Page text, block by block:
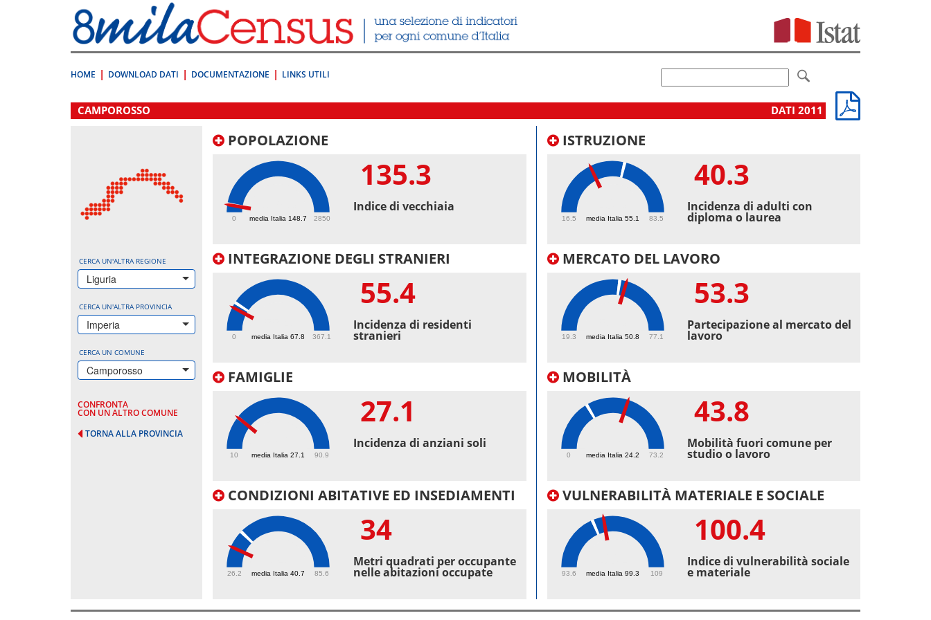
direttamente
a:
Contenuto
HOME DOWNLOAD DATI DOCUMENTAZIONE LINKS UTILI
.
CAMPOROSSO DATI 2011
CERCA UN'ALTRA REGIONE
Liguria
CERCA UN'ALTRA PROVINCIA
Imperia
CERCA UN COMUNE
Camporosso
CONFRONTA
CON UN ALTRO COMUNE
TORNA ALLA PROVINCIA
POPOLAZIONE
media Italia 148.7
0 2850
135.3
Indice di vecchiaia
INTEGRAZIONE DEGLI STRANIERI
media Italia 67.8
0 367.1
55.4
Incidenza di residenti
stranieri
FAMIGLIE
media Italia 27.1
10 90.9
27.1
Incidenza di anziani soli
CONDIZIONI ABITATIVE ED INSEDIAMENTI
media Italia 40.7
26.2 85.6
34
Metri quadrati per occupante
nelle abitazioni occupate
ISTRUZIONE
media Italia 55.1
16.5 83.5
40.3
Incidenza di adulti con
diploma o laurea
MERCATO DEL LAVORO
media Italia 50.8
19.3 77.1
53.3
Partecipazione al mercato del
lavoro
MOBILITÀ
media Italia 24.2
0 73.2
43.8
Mobilità fuori comune per
studio o lavoro
VULNERABILITÀ MATERIALE E SOCIALE
media Italia 99.3
93.6 109
100.4
Indice di vulnerabilità sociale
e materiale